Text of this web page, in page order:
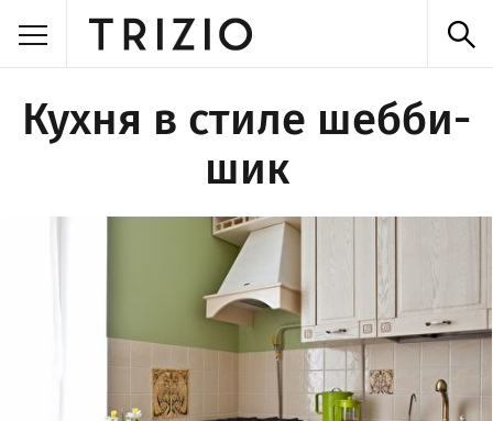
Кухня в стиле шебби-
шик